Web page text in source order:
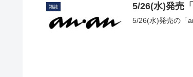
雑誌 5/26(水)発売
5/26(水)発売の「